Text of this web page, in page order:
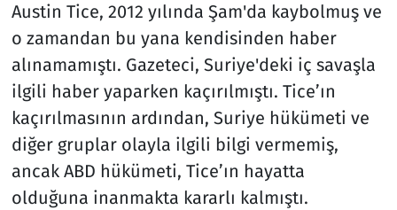
Austin Tice, 2012 yılında Şam'da kaybolmuş ve
o zamandan bu yana kendisinden haber
alınamamıştı. Gazeteci, Suriye'deki iç savaşla
ilgili haber yaparken kaçırılmıştı. Tice’ın
kaçırılmasının ardından, Suriye hükümeti ve
diğer gruplar olayla ilgili bilgi vermemiş,
ancak ABD hükümeti, Tice’ın hayatta
olduğuna inanmakta kararlı kalmıştı.